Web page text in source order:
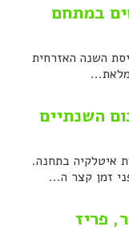
במתחם
השנה האזרחית
השנתיים
איטלקיה בתחנה.
זמן קצר ה...
פריז